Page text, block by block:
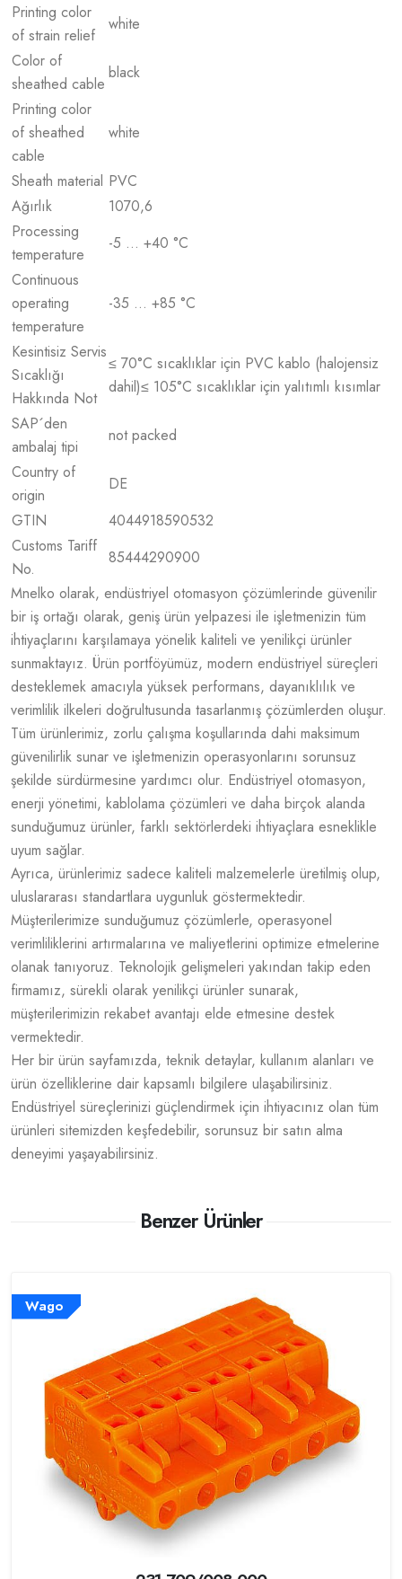
Printing color
of strain relief
white
Color of
sheathed cable
black
Printing color
of sheathed
cable
white
Sheath material PVC
Ağırlık
1070,6
Processing
temperature
-5 … +40 °C
Continuous
operating
temperature
-35 … +85 °C
Kesintisiz Servis
Sıcaklığı
Hakkında Not
≤ 70°C sıcaklıklar için PVC kablo (halojensiz
dahil)≤ 105°C sıcaklıklar için yalıtımlı kısımlar
SAP´den
ambalaj tipi
not packed
Country of
origin
DE
GTIN
4044918590532
Customs Tariff
No.
85444290900
Mnelko olarak, endüstriyel otomasyon çözümlerinde güvenilir
bir iş ortağı olarak, geniş ürün yelpazesi ile işletmenizin tüm
ihtiyaçlarını karşılamaya yönelik kaliteli ve yenilikçi ürünler
sunmaktayız. Ürün portföyümüz, modern endüstriyel süreçleri
desteklemek amacıyla yüksek performans, dayanıklılık ve
verimlilik ilkeleri doğrultusunda tasarlanmış çözümlerden oluşur.
Tüm ürünlerimiz, zorlu çalışma koşullarında dahi maksimum
güvenilirlik sunar ve işletmenizin operasyonlarını sorunsuz
şekilde sürdürmesine yardımcı olur. Endüstriyel otomasyon,
enerji yönetimi, kablolama çözümleri ve daha birçok alanda
sunduğumuz ürünler, farklı sektörlerdeki ihtiyaçlara esneklikle
uyum sağlar.
Ayrıca, ürünlerimiz sadece kaliteli malzemelerle üretilmiş olup,
uluslararası standartlara uygunluk göstermektedir.
Müşterilerimize sunduğumuz çözümlerle, operasyonel
verimliliklerini artırmalarına ve maliyetlerini optimize etmelerine
olanak tanıyoruz. Teknolojik gelişmeleri yakından takip eden
firmamız, sürekli olarak yenilikçi ürünler sunarak,
müşterilerimizin rekabet avantajı elde etmesine destek
vermektedir.
Her bir ürün sayfamızda, teknik detaylar, kullanım alanları ve
ürün özelliklerine dair kapsamlı bilgilere ulaşabilirsiniz.
Endüstriyel süreçlerinizi güçlendirmek için ihtiyacınız olan tüm
ürünleri sitemizden keşfedebilir, sorunsuz bir satın alma
deneyimi yaşayabilirsiniz.
Benzer Ürünler
Wago